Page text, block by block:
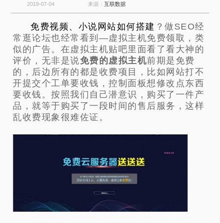
2019-07-04 来源： 互联数据
免费视频、小说网站如何搭建 ？做SEO经
常逛论坛也经常看到—虚拟主机免费领取，类
似的广告。在虚拟主机贴吧里面看了看大神的
评价，无非是说免费的虚拟主机前期是免费
的，后边所有的都是收费项目，比如网站打不
开提交个工单要收钱，控制面板想修改点东西
要收钱。按照我们自己潜意识，购买了一件产
品，就等于购买了一段时间的售后服务，这样
乱收费现象很难佐证。